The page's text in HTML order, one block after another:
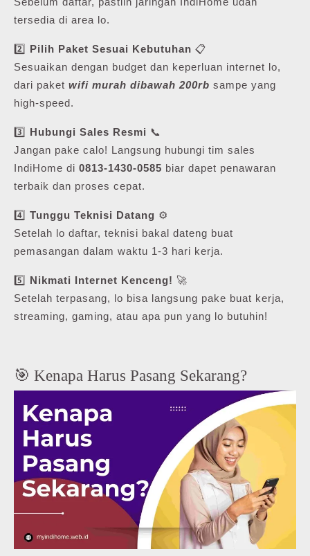
tersedia di area lo.
2️⃣ Pilih Paket Sesuai Kebutuhan 📋
Sesuaikan dengan budget dan keperluan internet lo,
dari paket wifi murah dibawah 200rb sampe yang
high-speed.
3️⃣ Hubungi Sales Resmi 📞
Jangan pake calo! Langsung hubungi tim sales
IndiHome di 0813-1430-0585 biar dapet penawaran
terbaik dan proses cepat.
4️⃣ Tunggu Teknisi Datang ⚙️
Setelah lo daftar, teknisi bakal dateng buat
pemasangan dalam waktu 1-3 hari kerja.
5️⃣ Nikmati Internet Kenceng! 🚀
Setelah terpasang, lo bisa langsung pake buat kerja,
streaming, gaming, atau apa pun yang lo butuhin!
🎯 Kenapa Harus Pasang Sekarang?